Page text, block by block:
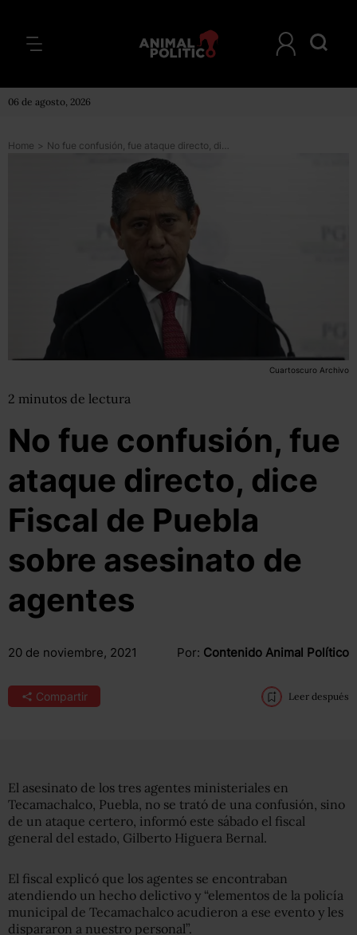
06 de agosto, 2026
Home > No fue confusión, fue ataque directo, dice Fiscal de Puebla sobre asesinato de agentes
Cuartoscuro Archivo
2 minutos de lectura
No fue confusión, fue
ataque directo, dice
Fiscal de Puebla
sobre asesinato de
agentes
20 de noviembre, 2021 Por: Contenido Animal Político
Compartir Leer después
El asesinato de los tres agentes ministeriales en
Tecamachalco, Puebla, no se trató de una confusión, sino
de un ataque certero, informó este sábado el fiscal
general del estado, Gilberto Higuera Bernal.
El fiscal explicó que los agentes se encontraban
atendiendo un hecho delictivo y “elementos de la policía
municipal de Tecamachalco acudieron a ese evento y les
dispararon a nuestro personal”.